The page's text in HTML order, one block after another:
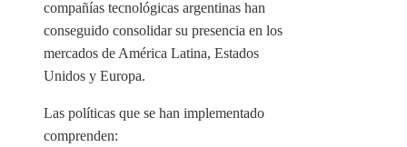
compañías tecnológicas argentinas han
conseguido consolidar su presencia en los
mercados de América Latina, Estados
Unidos y Europa.
Las políticas que se han implementado
comprenden: